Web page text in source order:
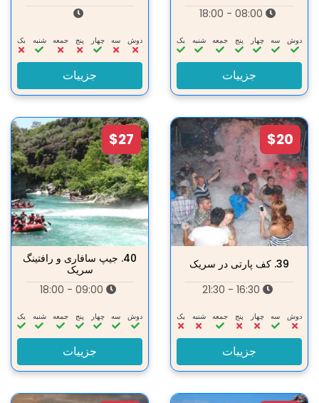
دوش سه‌ چهار پنج جمعه شنبه یک
جزییات
دوش سه‌ چهار پنج جمعه شنبه یک
جزییات
$20
39. کف پارتی در سریک
دوش سه‌ چهار پنج جمعه شنبه یک
جزییات
$27
40. جیپ سافاری و رافتینگ
سریک
دوش سه‌ چهار پنج جمعه شنبه یک
جزییات